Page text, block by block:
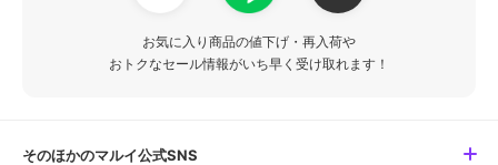
お気に入り商品の値下げ・再入荷や
おトクなセール情報がいち早く受け取れます！
そのほかのマルイ公式SNS